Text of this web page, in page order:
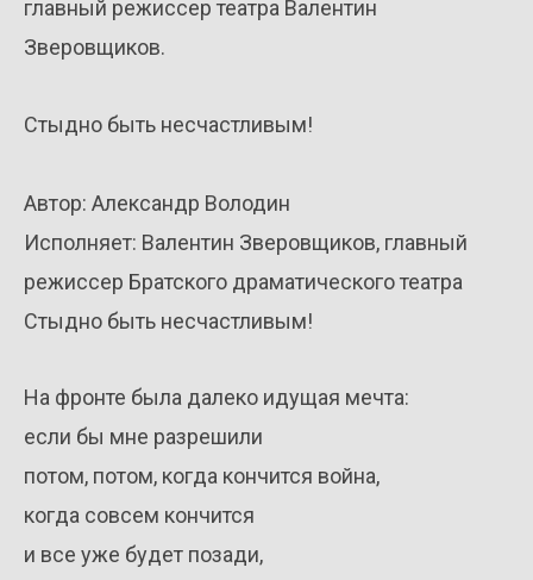
главный режиссер театра Валентин
Зверовщиков.
Стыдно быть несчастливым!
Автор: Александр Володин
Исполняет: Валентин Зверовщиков, главный
режиссер Братского драматического театра
Стыдно быть несчастливым!
На фронте была далеко идущая мечта:
если бы мне разрешили
потом, потом, когда кончится война,
когда совсем кончится
и все уже будет позади,